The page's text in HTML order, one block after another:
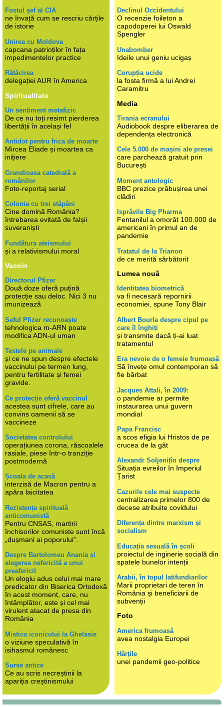
Fostul șef al CIA
ne învață cum se rescriu cărțile
de istorie
Unirea cu Moldova
capcana patrioților în fața
impedimentelor practice
Rătăcirea
delegației AUR în America
Spiritualitate
Un sentiment metafizic
De ce nu toți resimt pierderea
libertății în același fel
Antidot pentru frica de moarte
Mircea Eliade și moartea ca
inițiere
Grandioasa catedrală a
românilor
Foto-reportaj serial
Colonia cu trei stăpâni
Cine domină România?
întrebarea evitată de falșii
suveraniști
Fundătura ateismului
și a relativismului moral
Vaccin
Directorul Pfizer
Două doze oferă puțină
protecție sau deloc. Nici 3 nu
imunizează
Șeful Pfizer recunoaște
tehnologica m-ARN poate
modifica ADN-ul uman
Testele pe animale
și ce ne spun despre efectele
vaccinului pe termen lung,
pentru fertilitate și femei
gravide.
Ce protecție oferă vaccinul
acestea sunt cifrele, care au
convins oamenii să se
vaccineze
Societatea controlului
operațiunea corona, răscoalele
rasiale, piese într-o tranziție
postmodernă
Școala de acasă
interzisă de Macron pentru a
apăra laicitatea
Rezistența spirituală
anticomunistă
Pentru CNSAS, martirii
închisorilor comuniste sunt încă
„dușmani ai poporului”.
Despre Bartolomeu Anania și
alegerea nefericită a unui
preafericit
Un elogiu adus celui mai mare
predicator din Biserica Ortodoxă
în acest moment, care, nu
întâmplător, este și cel mai
virulent atacat de presa din
România
Mistica iconicului la Ghelasie
o viziune speculativă în
isihasmul românesc
Surse antice
Ce au scris necreștinii la
apariția creștinismului
Declinul Occidentului
O recenzie foileton a
capodoperei lui Oswald
Spengler
Unabomber
Ideile unui geniu ucigaș
Corupția ucide
la fosta firmă a lui Andrei
Caramitru
Media
Tirania ecranului
Audiobook despre eliberarea de
dependența electronică
Cele 5.000 de mașini ale presei
care parchează gratuit prin
București
Moment antologic
BBC prezice prăbușirea unei
clădiri
Isprăvile Big Pharma
Fentanilul a omorât 100.000 de
americani în primul an de
pandemie
Tratatul de la Trianon
de ce merită sărbătorit
Lumea nouă
Identitatea biometrică
va fi necesară repornirii
economiei, spune Tony Blair
Albert Bourla despre cipul pe
care îl înghiți
și transmite dacă ți-ai luat
tratamentul
Era nevoie de o femeie frumoasă
Să învețe omul contemporan să
fie bărbat
Jacques Attali, în 2009:
o pandemie ar permite
instaurarea unui guvern
mondial
Papa Francisc
a scos efigia lui Hristos de pe
crucea de la gât
Alexandr Soljenițîn despre
Situația evreilor în Imperiul
Țarist
Cazurile cele mai suspecte
centralizarea primelor 800 de
decese atribuite covidului
Diferența dintre marxism și
socialism
Educația sexuală în școli
proiectul de inginerie socială din
spatele bunelor intenții
Arabii, în topul latifundiarilor
Marii proprietari de teren în
România și beneficiarii de
subvenții
Foto
America frumoasă
avea nostalgia Europei
Hărțile
unei pandemii geo-politice